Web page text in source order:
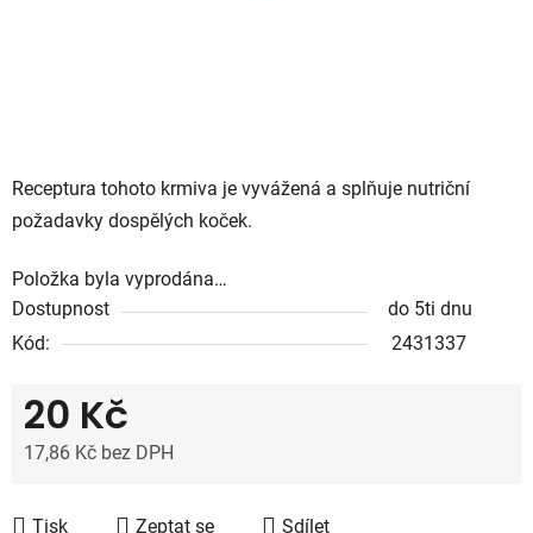
Receptura tohoto krmiva je vyvážená a splňuje nutriční
požadavky dospělých koček.
Položka byla vyprodána…
Dostupnost
do 5ti dnu
Kód:
2431337
20 Kč
17,86 Kč bez DPH
Tisk
Zeptat se Sdílet